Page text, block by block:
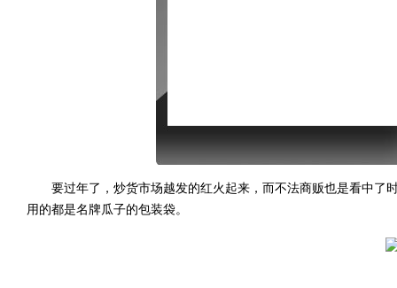
要过年了，炒货市场越发的红火起来，而不法商贩也是看中了
用的都是名牌瓜子的包装袋。